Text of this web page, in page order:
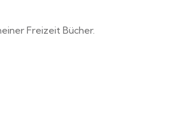
Freizeit Bücher.